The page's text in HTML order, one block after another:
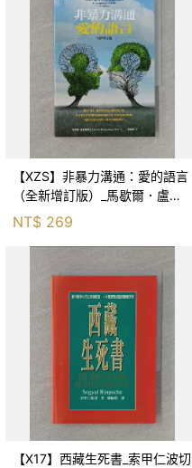
【XZS】非暴力溝通：愛的語言
（全新增訂版）_馬歇爾．盧森
堡, 蕭寶森
NT$ 269
【X17】西藏生死書_索甲仁波切